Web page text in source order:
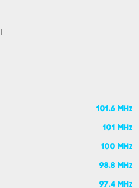
101.6 MHz
101 MHz
100 MHz
98.8 MHz
97.4 MHz